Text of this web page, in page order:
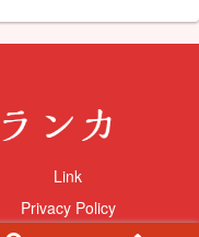
Link
Privacy Policy